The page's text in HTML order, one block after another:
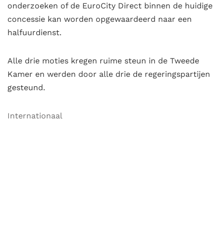
onderzoeken of de EuroCity Direct binnen de huidige
concessie kan worden opgewaardeerd naar een
halfuurdienst.
Alle drie moties kregen ruime steun in de Tweede
Kamer en werden door alle drie de regeringspartijen
gesteund.
Internationaal